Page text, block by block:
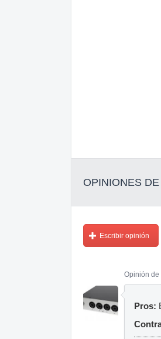
OPINIONES
Escribir opinión
Opinión de
Pros: